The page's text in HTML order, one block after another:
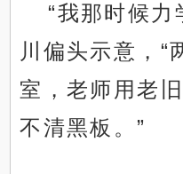
“我那时候力
川偏头示意，“
室，老师用老
不清黑板。”